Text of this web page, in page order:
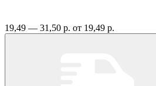
19,49 — 31,50 р. от 19,49 р.